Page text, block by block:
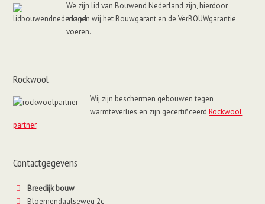
We zijn lid van Bouwend Nederland zijn, hierdoor
mogen wij het Bouwgarant en de VerBOUWgarantie
voeren.
Rockwool
Wij zijn beschermen gebouwen tegen
warmteverlies en zijn gecertificeerdRockwool
partner.
Contactgegevens
Breedijk bouw
Bloemendaalseweg 2c